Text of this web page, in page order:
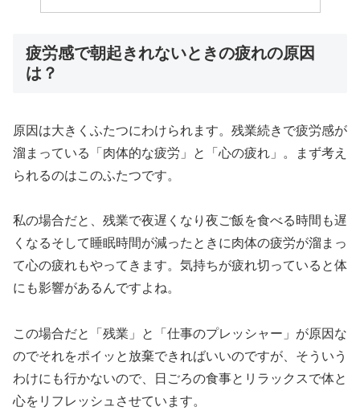
疲労感で朝起きれないときの疲れの原因
は？
原因は大きくふたつにわけられます。残業続きで疲労感が
溜まっている「肉体的な疲労」と「心の疲れ」。まず考え
られるのはこのふたつです。
私の場合だと、残業で夜遅くなり夜ご飯を食べる時間も遅
くなるそして睡眠時間が減ったときに肉体の疲労が溜まっ
て心の疲れもやってきます。気持ちが疲れ切っていると体
にも影響があるんですよね。
この場合だと「残業」と「仕事のプレッシャー」が原因な
のでそれをポイッと放棄できればいいのですが、そういう
わけにも行かないので、日ごろの食事とリラックスで体と
心をリフレッシュさせています。